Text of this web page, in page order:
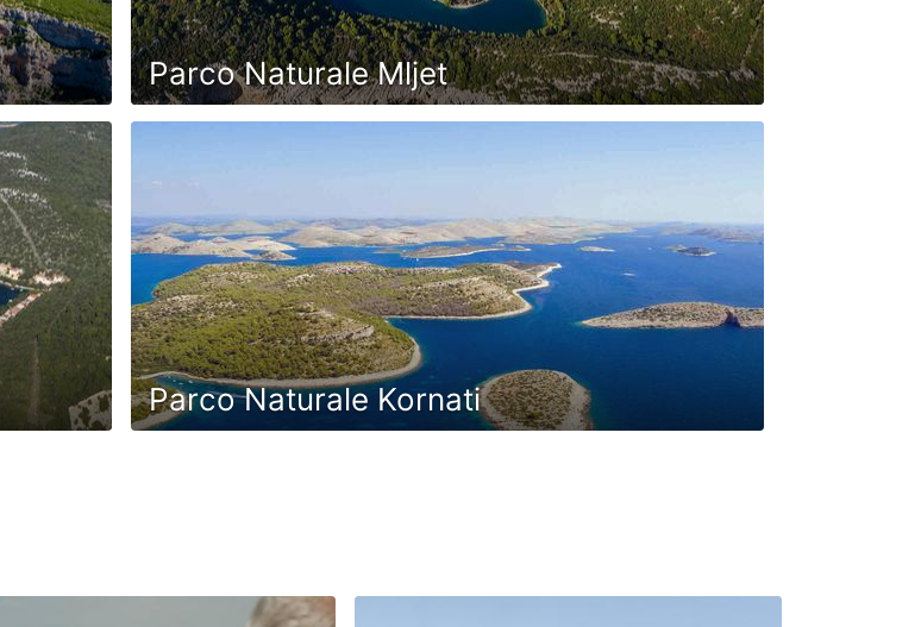
Parco Naturale Mljet
Parco Naturale Kornati